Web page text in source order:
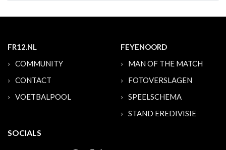
FR12.NL
COMMUNITY
CONTACT
VOETBALPOOL
FEYENOORD
MAN OF THE MATCH
FOTOVERSLAGEN
SPEELSCHEMA
STAND EREDIVISIE
SOCIALS